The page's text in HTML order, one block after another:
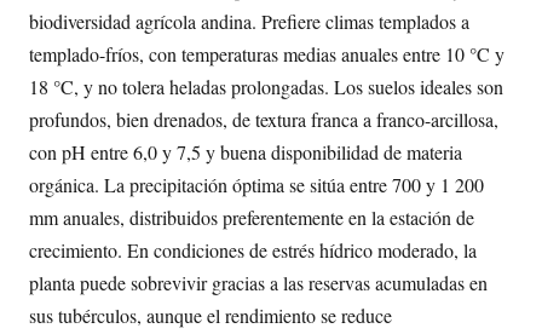
biodiversidad agrícola andina. Prefiere climas templados a
templado-fríos, con temperaturas medias anuales entre 10 °C y
18 °C, y no tolera heladas prolongadas. Los suelos ideales son
profundos, bien drenados, de textura franca a franco-arcillosa,
con pH entre 6,0 y 7,5 y buena disponibilidad de materia
orgánica. La precipitación óptima se sitúa entre 700 y 1 200
mm anuales, distribuidos preferentemente en la estación de
crecimiento. En condiciones de estrés hídrico moderado, la
planta puede sobrevivir gracias a las reservas acumuladas en
sus tubérculos, aunque el rendimiento se reduce